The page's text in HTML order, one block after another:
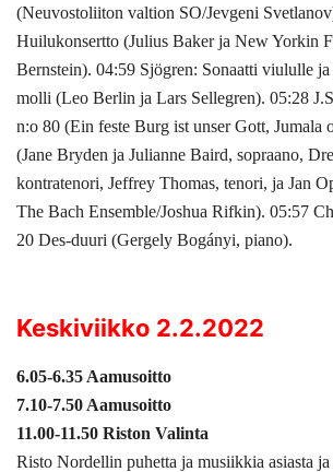
(Neuvostoliiton valtion SO/Jevgeni
Huilukonsertto (Julius Baker ja New Yorkin
Bernstein). 04:59 Sjögren: Sonaatti viululle
molli (Leo Berlin ja Lars Sellegren). 05:28
n:o 80 (Ein feste Burg ist unser Gott, Jumala
(Jane Bryden ja Julianne Baird, sopraano,
kontratenori, Jeffrey Thomas, tenori, ja Jan
The Bach Ensemble/Joshua Rifkin). 05:57
20 Des-duuri (Gergely Bogányi, piano).
Keskiviikko 2.2.2022
6.05-6.35 Aamusoitto
7.10-7.50 Aamusoitto
11.00-11.50 Riston Valinta
Risto Nordellin puhetta ja musiikkia asiasta ja